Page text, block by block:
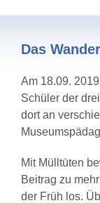
Das
Am 18.09.
Schüler der
dort an
Mit Mülltüten
Beitrag zu
der Früh los.